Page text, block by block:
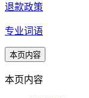
退款政策
专业词语
本页内容
本页内容